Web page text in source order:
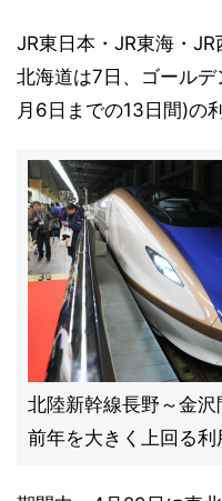
JR東日本・JR東海・
北海道は7日、ゴール
月6日までの13日間)の
北陸新幹線長野～金
前年を大きく上回る利